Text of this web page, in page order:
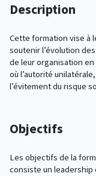
Description
Cette formation vise à
soutenir l’évolution
de leur organisation
où l’autorité
l’évitement du risque
Objectifs
Les objectifs de la
consiste un